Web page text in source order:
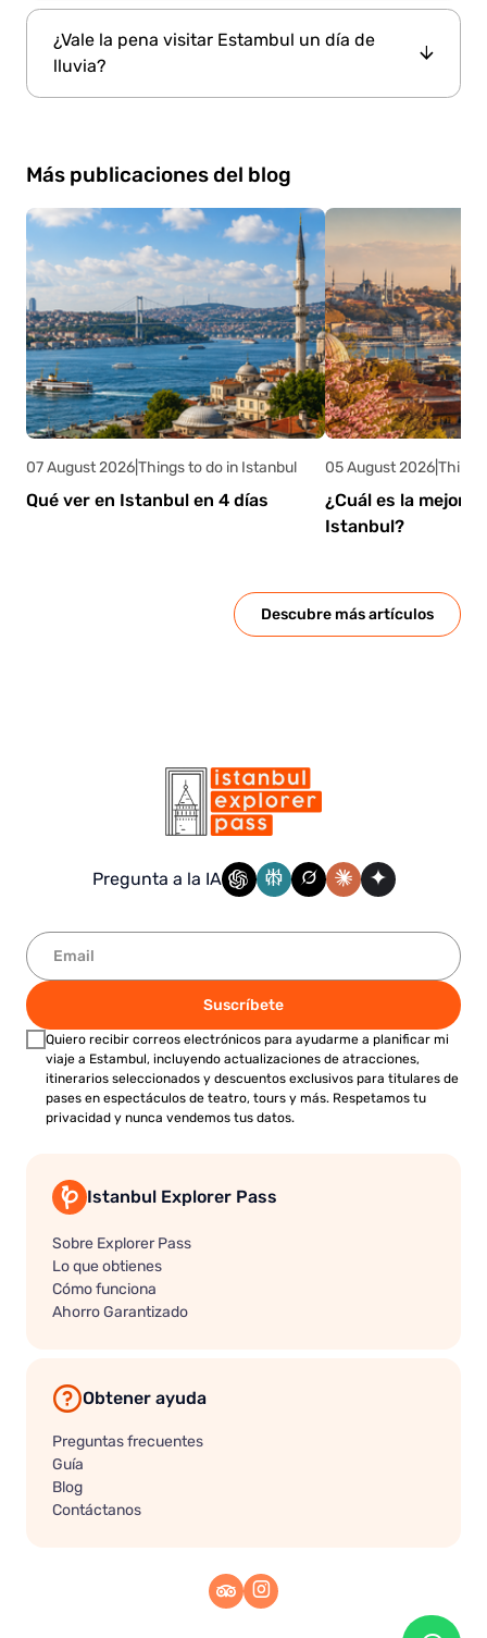
incluyenel Palacio de Topkapi,el Palacio de
Dolmabahce
¿Vale la pena visitar Estambul un día de
lluvia?
museos, emplazamientos subterráneos,
bazares y hammams que hacen que los días
Más publicaciones del blog
Descubre más artículos
07 August 2026Things to do in Istanbul
Qué ver en Istanbul en 4 días
05 August 2026
¿Cuál es la mejor
Istanbul?
Pregunta a la IA
Suscríbete
Quiero recibir correos electrónicos para ayudarme a planificar mi
viaje a Estambul, incluyendo actualizaciones de atracciones,
itinerarios seleccionados y descuentos exclusivos para titulares de
pases en espectáculos de teatro, tours y más. Respetamos tu
privacidad y nunca vendemos tus datos.
Istanbul Explorer Pass
Sobre Explorer Pass
Lo que obtienes
Cómo funciona
Ahorro Garantizado
Obtener ayuda
Preguntas frecuentes
Guía
Blog
Contáctanos